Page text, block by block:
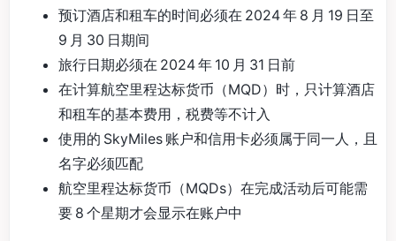
预订酒店和租车的时间必须在 2024 年 8 月 19 日至
9 月 30 日期间
旅行日期必须在 2024 年 10 月 31 日前
在计算航空里程达标货币（MQD）时，只计算酒店
和租车的基本费用，税费等不计入
使用的 SkyMiles 账户和信用卡必须属于同一人，且
名字必须匹配
航空里程达标货币（MQDs）在完成活动后可能需
要 8 个星期才会显示在账户中